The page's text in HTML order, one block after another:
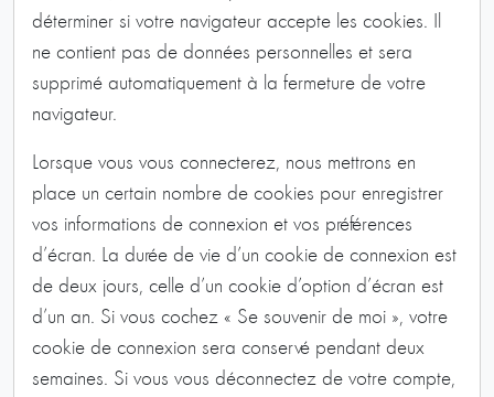
déterminer si votre navigateur accepte les cookies. Il
ne contient pas de données personnelles et sera
supprimé automatiquement à la fermeture de votre
navigateur.
Lorsque vous vous connecterez, nous mettrons en
place un certain nombre de cookies pour enregistrer
vos informations de connexion et vos préférences
d’écran. La durée de vie d’un cookie de connexion est
de deux jours, celle d’un cookie d’option d’écran est
d’un an. Si vous cochez « Se souvenir de moi », votre
cookie de connexion sera conservé pendant deux
semaines. Si vous vous déconnectez de votre compte,